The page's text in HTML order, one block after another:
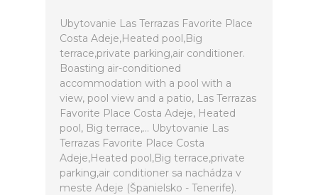
Ubytovanie Las Terrazas Favorite Place
Costa Adeje,Heated pool,Big
terrace,private parking,air conditioner.
Boasting air-conditioned
accommodation with a pool with a
view, pool view and a patio, Las Terrazas
Favorite Place Costa Adeje, Heated
pool, Big terrace,... Ubytovanie Las
Terrazas Favorite Place Costa
Adeje,Heated pool,Big terrace,private
parking,air conditioner sa nachádza v
meste Adeje (Španielsko - Tenerife).